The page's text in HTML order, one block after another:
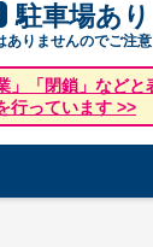
駐車場あり
ありませんのでご注
」「閉鎖」などと
行っています >>